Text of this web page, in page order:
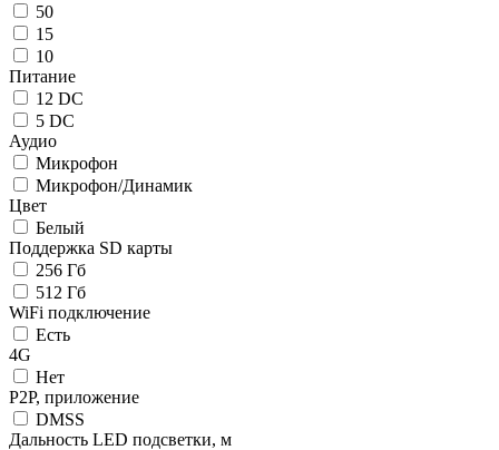
50
15
10
Питание
12 DC
5 DC
Аудио
Микрофон
Микрофон/Динамик
Цвет
Белый
Поддержка SD карты
256 Гб
512 Гб
WiFi подключение
Есть
4G
Нет
P2P, приложение
DMSS
Дальность LED подсветки, м